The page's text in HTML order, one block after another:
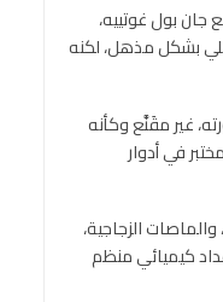
جان بول غوتييه،
بشكل مذهل، لكنه
غير مقَنَّع وكأنه
في أدوار
الزجاجية،
إعداد كيميائي منظم